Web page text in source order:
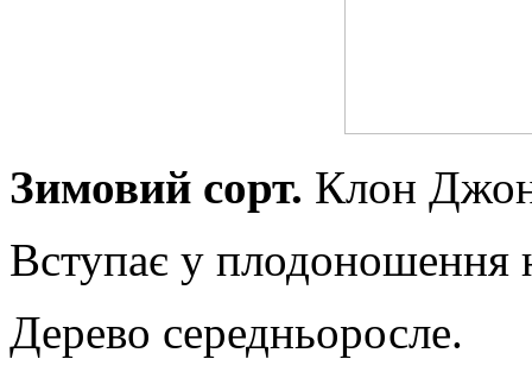
Зимовий сорт. Клон
Вступає у плодоношення
Дерево середньоросле.